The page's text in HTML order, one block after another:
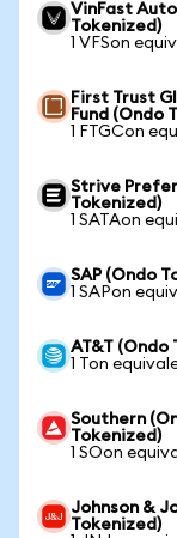
VinFast
Tokenized)
1 VFSon
First Trust
Fund (Ondo
1 FTGCon
Strive
Tokenized)
1 SATAon
SAP (Ondo
1 SAPon
AT&T (Ondo
1 Ton
Southern
Tokenized)
1 SOon
Johnson &
Tokenized)